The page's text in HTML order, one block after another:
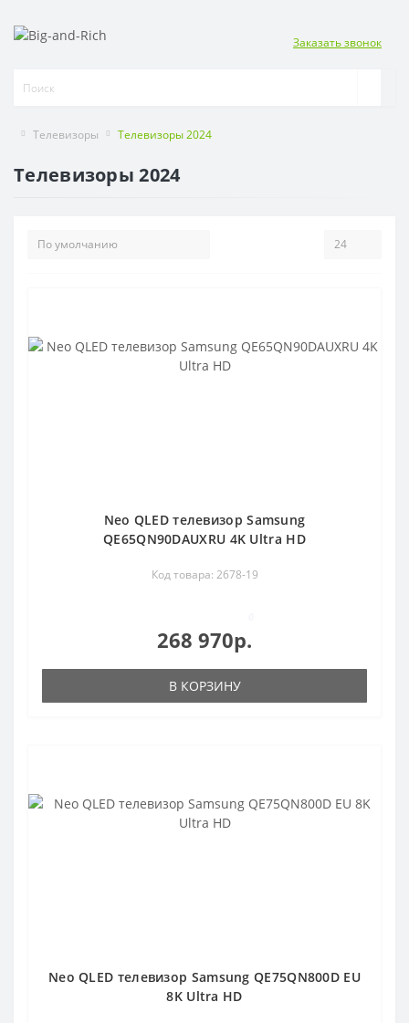
Заказать звонок
Телевизоры Телевизоры 2024
Телевизоры 2024
Neo QLED телевизор Samsung
QE65QN90DAUXRU 4K Ultra HD
Код товара: 2678-19
268 970р.
В КОРЗИНУ
Neo QLED телевизор Samsung QE75QN800D EU
8K Ultra HD